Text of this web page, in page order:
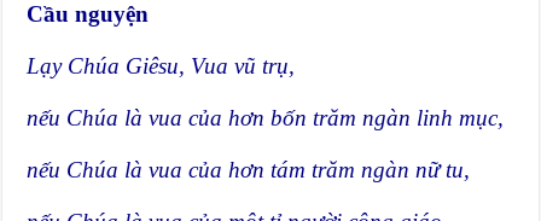
Cầu nguyện
Lạy Chúa Giêsu, Vua vũ trụ,
nếu Chúa là vua của hơn bốn trăm ngàn linh mục,
nếu Chúa là vua của hơn tám trăm ngàn nữ tu,